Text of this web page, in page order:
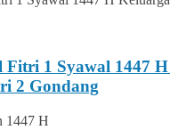
1 Syawal 1447
2 Gondang